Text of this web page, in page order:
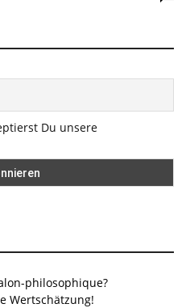
Du unsere
philosophique?
Wertschätzung!